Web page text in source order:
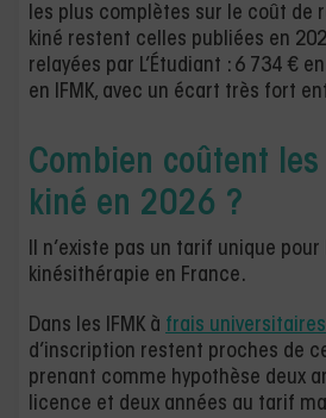
les plus complètes sur le coût de
kiné restent celles publiées en
relayées par L’Étudiant : 6 734 €
en IFMK, avec un écart très fort
Combien coûtent
kiné en 2026 ?
Il n’existe pas un tarif unique
kinésithérapie en France.
Dans les IFMK à frais universitaires
d’inscription restent proches de
prenant comme hypothèse deux
licence et deux années au tarif